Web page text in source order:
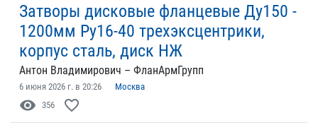
Затворы дисковые фланцевые Ду150 -
1200мм Ру16-40 трехэксцентрики,
корпус сталь, диск НЖ
Антон Владимирович – ФланАрмГрупп
6 июня 2026 г. в 20:26 Москва
visibility 356 favorite_border